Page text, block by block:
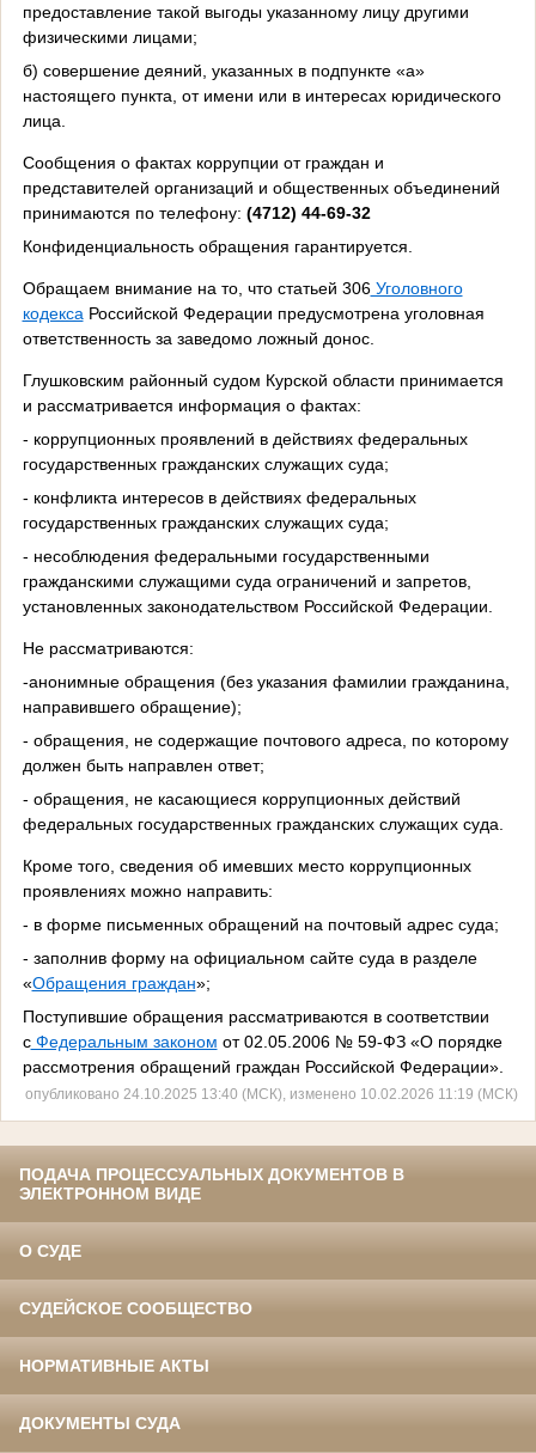
предоставление такой выгоды указанному лицу другими
физическими лицами;
б) совершение деяний, указанных в подпункте «а»
настоящего пункта, от имени или в интересах юридического
лица.
Сообщения о фактах коррупции от граждан и
представителей организаций и общественных объединений
принимаются по телефону: (4712) 44-69-32
Конфиденциальность обращения гарантируется.
Обращаем внимание на то, что статьей 306Уголовного
кодекса Российской Федерации предусмотрена уголовная
ответственность за заведомо ложный донос.
Глушковским районный судом Курской области принимается
и рассматривается информация о фактах:
- коррупционных проявлений в действиях федеральных
государственных гражданских служащих суда;
- конфликта интересов в действиях федеральных
государственных гражданских служащих суда;
- несоблюдения федеральными государственными
гражданскими служащими суда ограничений и запретов,
установленных законодательством Российской Федерации.
Не рассматриваются:
-анонимные обращения (без указания фамилии гражданина,
направившего обращение);
- обращения, не содержащие почтового адреса, по которому
должен быть направлен ответ;
- обращения, не касающиеся коррупционных действий
федеральных государственных гражданских служащих суда.
Кроме того, сведения об имевших место коррупционных
проявлениях можно направить:
- в форме письменных обращений на почтовый адрес суда;
- заполнив форму на официальном сайте суда в разделе
«Обращения граждан»;
Поступившие обращения рассматриваются в соответствии
сФедеральным законом от 02.05.2006 № 59-ФЗ «О порядке
рассмотрения обращений граждан Российской Федерации».
опубликовано 24.10.2025 13:40 (МСК), изменено 10.02.2026 11:19 (МСК)
ПОДАЧА ПРОЦЕССУАЛЬНЫХ ДОКУМЕНТОВ В
ЭЛЕКТРОННОМ ВИДЕ
О СУДЕ
СУДЕЙСКОЕ СООБЩЕСТВО
НОРМАТИВНЫЕ АКТЫ
ДОКУМЕНТЫ СУДА